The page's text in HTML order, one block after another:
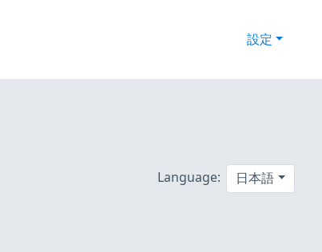
設定
Language: 日本語